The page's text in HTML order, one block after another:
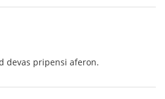
devas pripensi aferon.